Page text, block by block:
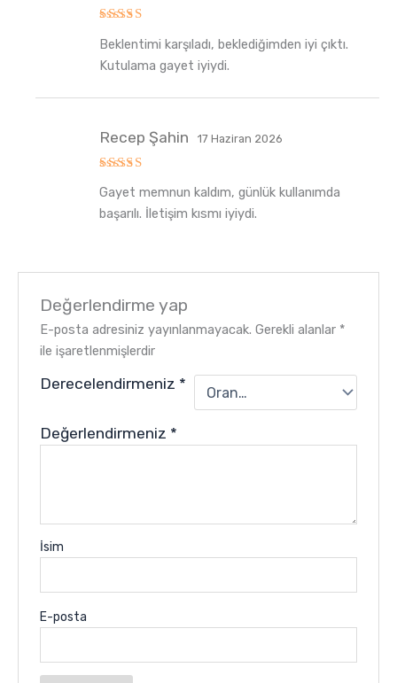
üzerinden
5 oy aldı
Beklentimi karşıladı, beklediğimden iyi çıktı.
Kutulama gayet iyiydi.
üzerinden
5
oy aldı
Recep Şahin 17 Haziran 2026
Gayet memnun kaldım, günlük kullanımda
başarılı. İletişim kısmı iyiydi.
Değerlendirme yap
E-posta adresiniz yayınlanmayacak. Gerekli alanlar *
ile işaretlenmişlerdir
Derecelendirmeniz *
Değerlendirmeniz *
İsim
E-posta